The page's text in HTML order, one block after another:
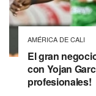
AMÉRICA DE CALI
El gran
con Yojan
profesionales!